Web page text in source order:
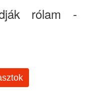
rólam -